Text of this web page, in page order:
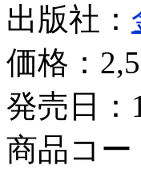
出版社：
価格：
発売日：
商品コー